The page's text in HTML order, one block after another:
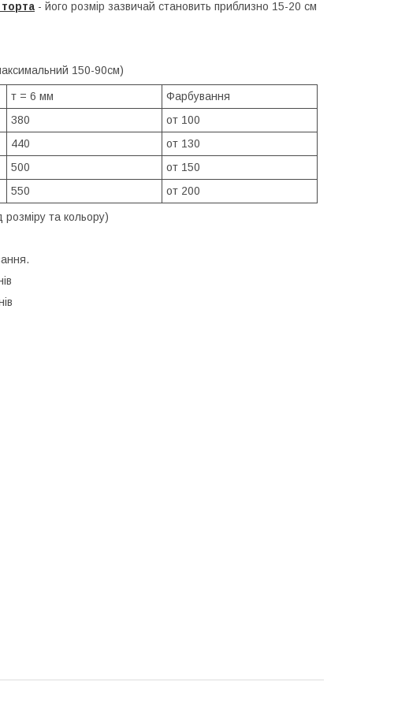
- його розмір зазвичай становить приблизно 15-20 см
150-90см)
т = 6 мм
Фарбування
380
от 100
440
от 130
500
от 150
550 от 200
та кольору)